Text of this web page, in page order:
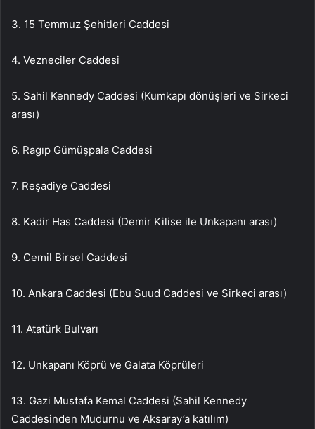
3. 15 Temmuz Şehitleri Caddesi
4. Vezneciler Caddesi
5. Sahil Kennedy Caddesi (Kumkapı dönüşleri ve Sirkeci
arası)
6. Ragıp Gümüşpala Caddesi
7. Reşadiye Caddesi
8. Kadir Has Caddesi (Demir Kilise ile Unkapanı arası)
9. Cemil Birsel Caddesi
10. Ankara Caddesi (Ebu Suud Caddesi ve Sirkeci arası)
11. Atatürk Bulvarı
12. Unkapanı Köprü ve Galata Köprüleri
13. Gazi Mustafa Kemal Caddesi (Sahil Kennedy
Caddesinden Mudurnu ve Aksaray’a katılım)